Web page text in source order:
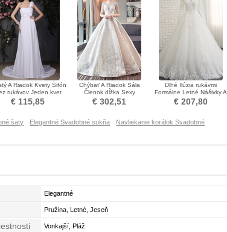
A Riadok Kvety Šifón
rukávov Jeden kvet
popruh Poroka Obleko
€ 115,85
Chýbať A Riadok Sála
Členok dĺžka Sexy
Zašnurovať topánky Poroka
Obleko
€ 302,51
Dlhé Ilúzia rukávmi
Formálne Letné Nášivky A
linka Poroka Obleko
€ 207,80
šaty Elegantné Svadobné sukňa
Navliekanie korálok Svadobné
Elegantné
Pružina, Letné, Jeseň
Vonkajší, Pláž